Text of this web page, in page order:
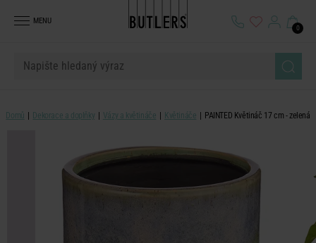
MENU
0
Domů Dekorace a doplňky Vázy a květináče Květináče PAINTED Květináč 17 cm - zelená